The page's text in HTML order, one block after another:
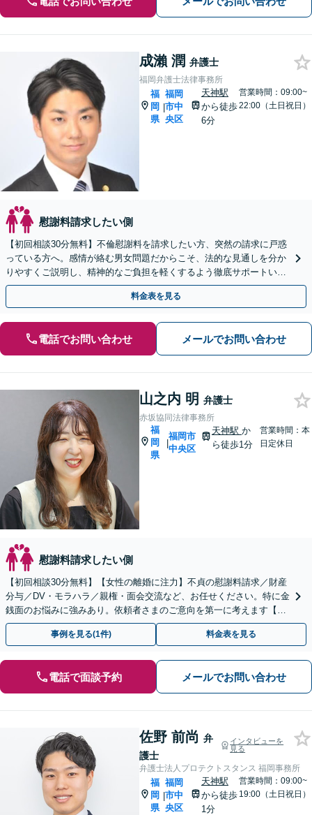
成瀨 潤 弁護士
福岡弁護士法律事務所
福
岡
県
|
福岡
市中
央区
天神駅
から徒歩
6分
営業時間：09:00~
22:00（土日祝日）
慰謝料請求したい側
【初回相談30分無料】不倫慰謝料を請求したい方、突然の請求に戸惑
っている方へ。感情が絡む男女問題だからこそ、法的な見通しを分か
りやすくご説明し、精神的なご負担を軽くするよう徹底サポートいた
します。一人で悩まずご相談を。【天神駅徒歩5分】
料金表を見る
電話でお問い合わせ メールでお問い合わせ
山之内 明 弁護士
赤坂協同法律事務所
福
岡
県
|
福岡市
中央区
天神駅 か
ら徒歩1分
営業時間：本
日定休日
慰謝料請求したい側
【初回相談30分無料】【女性の離婚に注力】不貞の慰謝料請求／財産
分与／DV・モラハラ／親権・面会交流など、お任せください。特に金
銭面のお悩みに強みあり。依頼者さまのご意向を第一に考えます【子
連れ相談】【休日相談可】【天神駅1分】
事例を見る(1件) 料金表を見る
電話で面談予約 メールでお問い合わせ
佐野 前尚 弁
護士
インタビューを
見る
弁護士法人プロテクトスタンス 福岡事務所
福
岡
県
|
福岡
市中
央区
天神駅
から徒歩
1分
営業時間：09:00~
19:00（土日祝日）